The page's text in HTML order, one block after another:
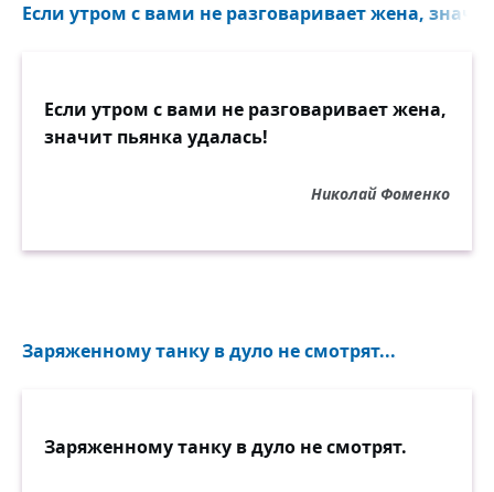
Если утром с вами не разговаривает жена,
Если утром с вами не разговаривает жена,
значит пьянка удалась!
Николай Фоменко
Заряженному танку в дуло не смотрят...
Заряженному танку в дуло не смотрят.